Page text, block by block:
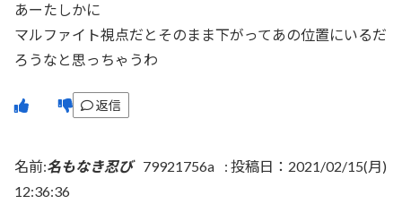
あーたしかに
マルファイト視点だとそのまま下がってあの位置にいるだ
ろうなと思っちゃうわ
返信
名前:名もなき忍び 79921756a : 投稿日：2021/02/15(月)
12:36:36